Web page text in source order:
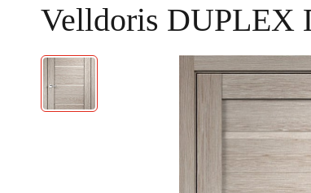
Velldoris DUPLEX